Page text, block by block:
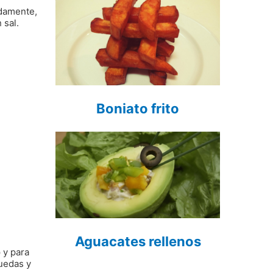
sal.
y para
y
Boniato frito
Aguacates rellenos